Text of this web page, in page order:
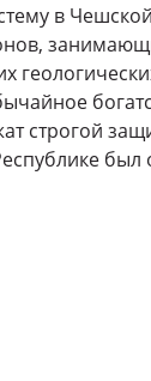
в
строгой
был